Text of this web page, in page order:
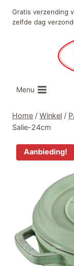
naar
Gratis verzending
zelfde dag
Menu
Home / Winkel /
Salie-24cm
Aanbieding!